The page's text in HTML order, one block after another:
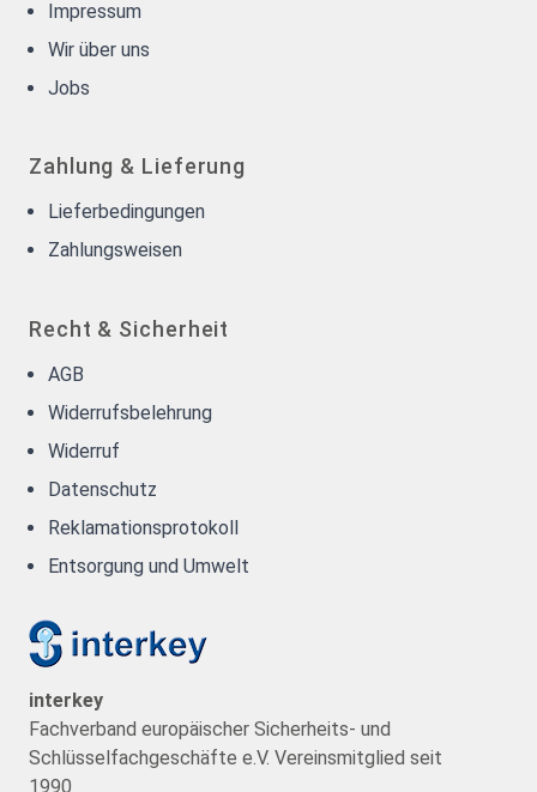
Impressum
Wir über uns
Jobs
Zahlung & Lieferung
Lieferbedingungen
Zahlungsweisen
Recht & Sicherheit
AGB
Widerrufsbelehrung
Widerruf
Datenschutz
Reklamationsprotokoll
Entsorgung und Umwelt
interkey
Fachverband europäischer Sicherheits- und
Schlüsselfachgeschäfte e.V. Vereinsmitglied seit
1990